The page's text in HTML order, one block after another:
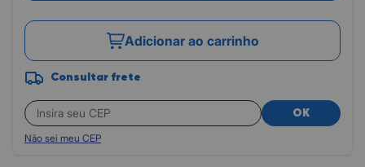
Adicionar ao carrinho
Consultar frete
OK
Não sei meu CEP